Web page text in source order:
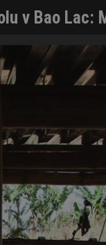
v Bao Lac: